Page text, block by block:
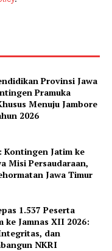
Provinsi Jawa
Pramuka
Menuju Jambore
2026
Kontingen Jatim ke
Misi Persaudaraan,
Jawa Timur
1.537 Peserta
ke Jamnas XII 2026:
dan
NKRI